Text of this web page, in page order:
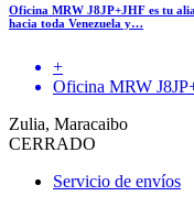
Oficina MRW J8JP+JHF es tu
hacia toda Venezuela y…
+
Oficina MRW
Zulia, Maracaibo
CERRADO
Servicio de envíos